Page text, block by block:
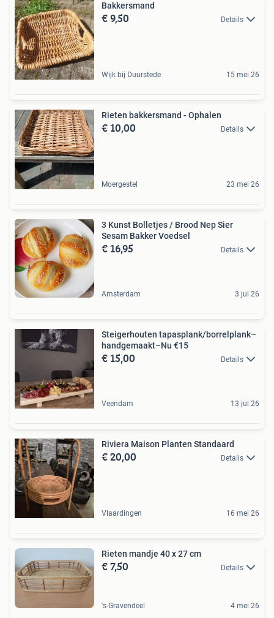
Bakkersmand
€ 9,50 Details
Wijk bij Duurstede 15 mei 26
Rieten bakkersmand - Ophalen
€ 10,00 Details
Moergestel 23 mei 26
3 Kunst Bolletjes / Brood Nep Sier
Sesam Bakker Voedsel
€ 16,95 Details
Amsterdam 3 jul 26
Steigerhouten tapasplank/borrelplank–
handgemaakt–Nu €15
€ 15,00 Details
Veendam 13 jul 26
Riviera Maison Planten Standaard
€ 20,00 Details
Vlaardingen 16 mei 26
Rieten mandje 40 x 27 cm
€ 7,50 Details
's-Gravendeel 4 mei 26